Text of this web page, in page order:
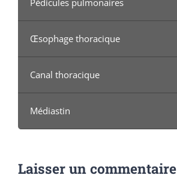
Œsophage thoracique
Canal thoracique
Médiastin
Laisser un commentaire